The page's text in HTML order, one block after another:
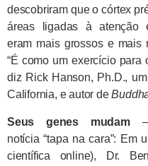
descobriram que o córtex
áreas ligadas à atenção
eram mais grossos e mais
“É como um exercício para
diz Rick Hanson, Ph.D.,
California, e autor de
Seus genes mudam–
notícia “tapa na cara”: Em
científica online), Dr.